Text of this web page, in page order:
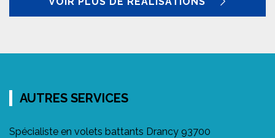
AUTRES SERVICES
Spécialiste en volets battants Drancy 93700